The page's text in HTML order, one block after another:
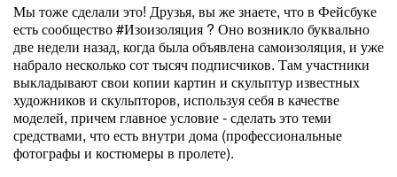
Мы тоже сделали это! Друзья, вы же знаете, что в Фейсбуке
есть сообщество #Изоизоляция ? Оно возникло буквально
две недели назад, когда была объявлена самоизоляция, и уже
набрало несколько сот тысяч подписчиков. Там участники
выкладывают свои копии картин и скульптур известных
художников и скульпторов, используя себя в качестве
моделей, причем главное условие - сделать это теми
средствами, что есть внутри дома (профессиональные
фотографы и костюмеры в пролете).